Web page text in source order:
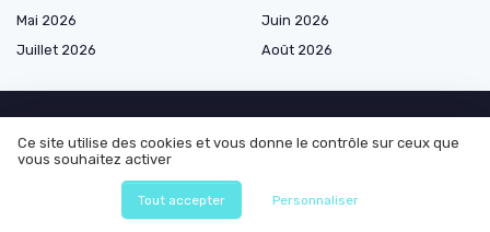
Mai 2026
Juin 2026
Juillet 2026
Août 2026
Marketplace de prestataires
Ce site utilise des cookies et vous donne le contrôle sur ceux que
vous souhaitez activer
Tout accepter Personnaliser